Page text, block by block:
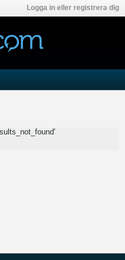
Logga in eller registrera dig